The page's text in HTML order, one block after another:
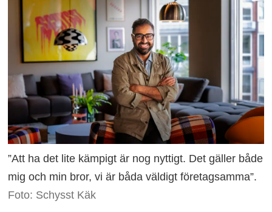
”Att ha det lite kämpigt är nog nyttigt. Det gäller både
mig och min bror, vi är båda väldigt företagsamma”.
Foto: Schysst Käk